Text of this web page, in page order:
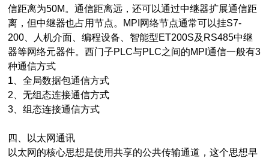
信距离为50M。通信距离远，还可以通过中继器扩展通信距
离，但中继器也占用节点。MPI网络节点通常可以挂S7-
200、人机介面、编程设备、智能型ET200S及RS485中继
器等网络元器件。西门子PLC与PLC之间的MPI通信一般有3
种通信方式
1、全局数据包通信方式
2、无组态连接通信方式
3、组态连接通信方式
四、以太网通讯
以太网的核心思想是使用共享的公共传输通道，这个思想早